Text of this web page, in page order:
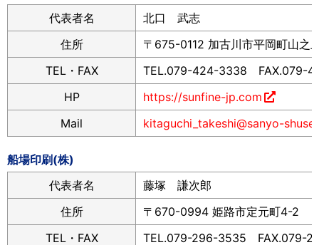
代表者名
北口 武志
住所
〒675-0112 加古川市平岡町山之
TEL・FAX
TEL.079-424-3338 FAX.079-
HP
https://sunfine-jp.com
Mail
kitaguchi_takeshi@sanyo-
船場印刷(株)
代表者名
藤塚 謙次郎
住所
〒670-0994 姫路市定元町4-2
TEL・FAX
TEL.079-296-3535 FAX.079-